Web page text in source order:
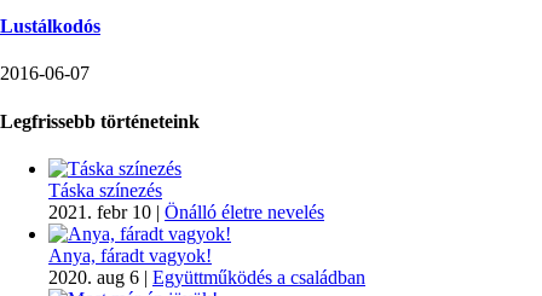
Lustálkodós
2016-06-07
Legfrissebb történeteink
Táska színezés
2021. febr 10 | Önálló életre nevelés
Anya, fáradt vagyok!
2020. aug 6 | Együttműködés a családban